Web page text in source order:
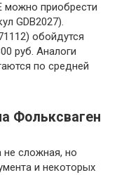
можно приобрести
GDB2027).
обойдутся
руб. Аналоги
по средней
Фольксваген
сложная, но
и некоторых